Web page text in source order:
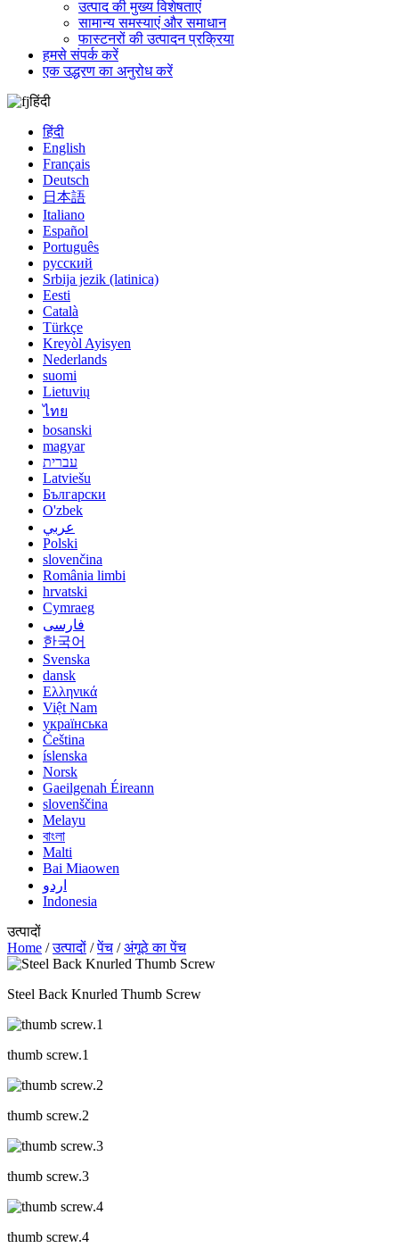
उत्पाद की मुख्य विशेषताएं
सामान्य समस्याएं और समाधान
फास्टनरों की उत्पादन प्रक्रिया
हमसे संपर्क करें
एक उद्धरण का अनुरोध करें
हिंदी
हिंदी
English
Français
Deutsch
日本語
Italiano
Español
Português
русский
Srbija jezik (latinica)
Eesti
Català
Türkçe
Kreyòl Ayisyen
Nederlands
suomi
Lietuvių
ไทย
bosanski
magyar
עברית
Latviešu
Български
O'zbek
عربي
Polski
slovenčina
România limbi
hrvatski
Cymraeg
فارسی
한국어
Svenska
dansk
Ελληνικά
Việt Nam
українська
Čeština
íslenska
Norsk
Gaeilgenah Éireann
slovenščina
Melayu
বাংলা
Malti
Bai Miaowen
اردو
Indonesia
उत्पादों
Home /उत्पादों /पेंच /अंगूठे का पेंच
Steel Back Knurled Thumb Screw
thumb screw.1
thumb screw.2
thumb screw.3
thumb screw.4